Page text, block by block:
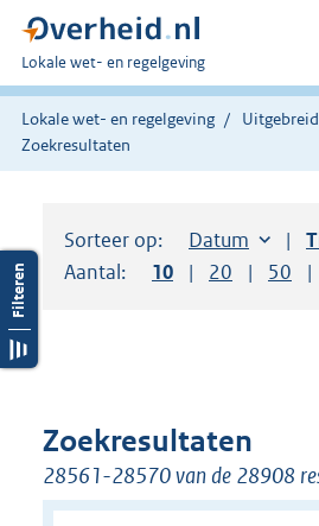
U
bent
hier:
Lokale wet- en regelgeving
Lokale wet- en regelgeving
Zoekresultaten
Sorteer op: Sorteer op:
Datum
Aantal:
Toon
10 resultaten per
Toon
20 Toon
50
Zoekresultaten
28561-28570 van de 28908